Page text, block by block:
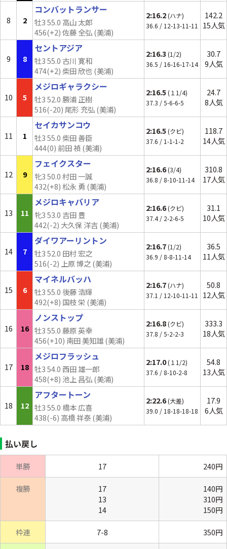
8 2
コンバットランサー
牡3 55.0 高山 太郎
456(+2) 佐藤 全弘 (美浦)
2:16.2(ハナ)
36.6 / 12-13-11-11
142.2
15人気
9 8
セントアジア
牡3 55.0 古川 寛和
474(+2) 柴田 欣也 (美浦)
2:16.3(1/2)
36.5 / 16-16-17-14
30.7
9人気
10 5
メジロギャラクシー
牡3 52.0 勝浦 正樹
516(-20) 尾形 充弘 (美浦)
2:16.5(１1/4)
37.3 / 5-6-6-5
24.7
8人気
11 1
セイカサンコウ
牡3 55.0 柴田 善臣
444(0) 前田 禎 (美浦)
2:16.5(クビ)
37.6 / 1-1-1-2
118.7
14人気
12 9
フェイクスター
牝3 50.0 村田 一誠
432(+8) 松永 勇 (美浦)
2:16.6(3/4)
36.8 / 8-10-11-14
310.8
17人気
13 11
メジロキャバリア
牝3 53.0 吉田 豊
442(-2) 大久保 洋吉 (美浦)
2:16.6(クビ)
37.4 / 2-2-6-5
31.1
10人気
14 7
ダイワアーリントン
牡3 52.0 田村 宏之
516(-2) 上原 博之 (美浦)
2:16.7(1/2)
36.9 / 8-8-11-14
36.5
11人気
15 6
マイネルバッハ
牡3 55.0 後藤 浩輝
492(+8) 国枝 栄 (美浦)
2:16.7(ハナ)
37.1 / 12-10-11-11
50.8
12人気
16 16
ノンストップ
牡3 55.0 藤原 英幸
456(+10) 南田 美知雄 (美浦)
2:16.8(クビ)
37.8 / 5-2-2-3
333.3
18人気
17 18
メジロフラッシュ
牡3 54.0 西田 雄一郎
458(+8) 池上 昌弘 (美浦)
2:17.0(１1/2)
37.6 / 8-10-2-8
54.8
13人気
18 12
アフタートーン
牡3 55.0 橋本 広喜
438(-6) 高橋 祥泰 (美浦)
2:22.6(大差)
39.0 / 18-18-18-18
17.9
6人気
払い戻し
単勝 17 240円
複勝
17
13
14
140円
310円
150円
枠連 7-8 350円